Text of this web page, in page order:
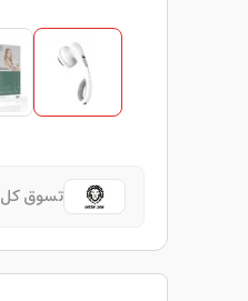
تسوق كل